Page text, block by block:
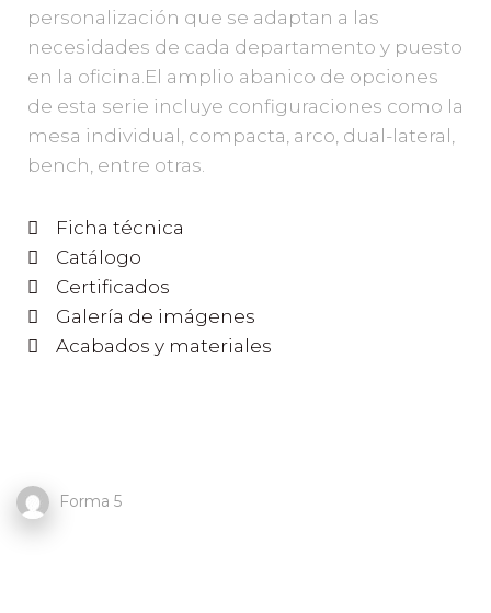
personalización que se adaptan a las
necesidades de cada departamento y puesto
en la oficina.El amplio abanico de opciones
de esta serie incluye configuraciones como la
mesa individual, compacta, arco, dual-lateral,
bench, entre otras.
Ficha técnica
Catálogo
Certificados
Galería de imágenes
Acabados y materiales
Forma 5